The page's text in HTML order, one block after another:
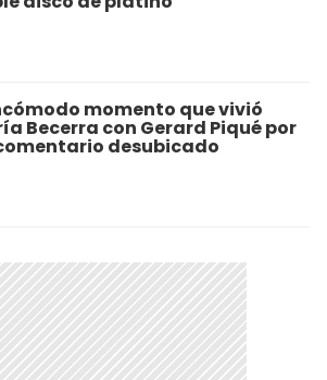
momento que vivió
Becerra con Gerard Piqué por
desubicado